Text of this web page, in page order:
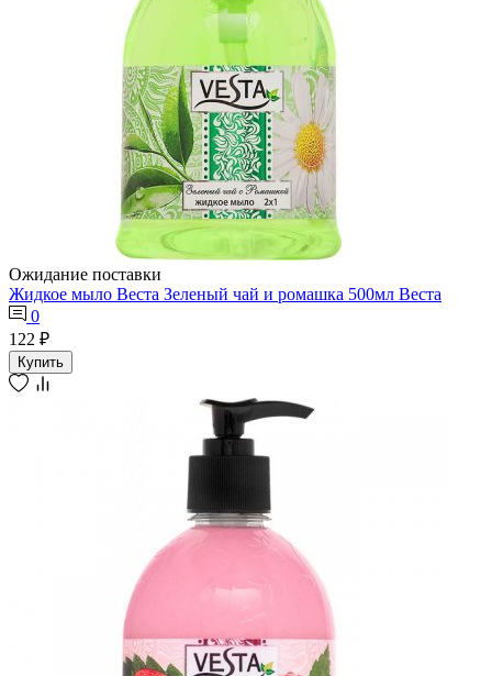
Ожидание поставки
Жидкое мыло Веста Зеленый чай и ромашка 500мл Веста
0
122 ₽
Купить